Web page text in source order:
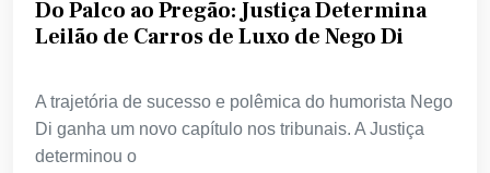
Do Palco ao Pregão: Justiça Determina
Leilão de Carros de Luxo de Nego Di
A trajetória de sucesso e polêmica do humorista Nego
Di ganha um novo capítulo nos tribunais. A Justiça
determinou o